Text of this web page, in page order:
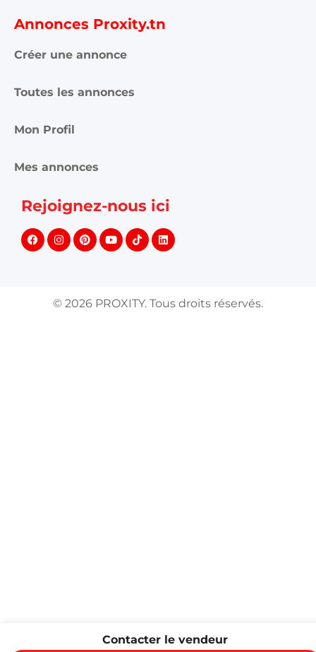
Contacter le vendeur
Annonces Proxity.tn
Créer une annonce
Toutes les annonces
Mon Profil
Mes annonces
Rejoignez-nous ici
© 2026 PROXITY. Tous droits réservés.